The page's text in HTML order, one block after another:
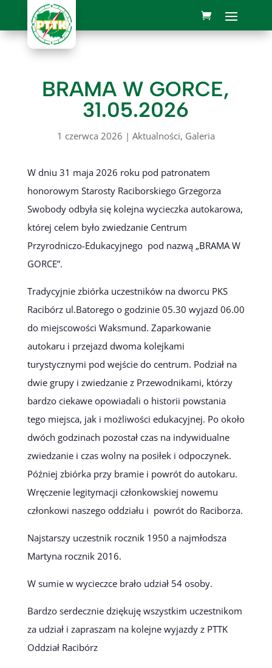
BRAMA W GORCE,
31.05.2026
1 czerwca 2026 | Aktualności, Galeria
W dniu 31 maja 2026 roku pod patronatem
honorowym Starosty Raciborskiego Grzegorza
Swobody odbyła się kolejna wycieczka autokarowa,
której celem było zwiedzanie Centrum
Przyrodniczo-Edukacyjnego pod nazwą „BRAMA W
GORCE”.
Tradycyjnie zbiórka uczestników na dworcu PKS
Racibórz ul.Batorego o godzinie 05.30 wyjazd 06.00
do miejscowości Waksmund. Zaparkowanie
autokaru i przejazd dwoma kolejkami
turystycznymi pod wejście do centrum. Podział na
dwie grupy i zwiedzanie z Przewodnikami, którzy
bardzo ciekawe opowiadali o historii powstania
tego miejsca, jak i możliwości edukacyjnej. Po około
dwóch godzinach pozostał czas na indywidualne
zwiedzanie i czas wolny na posiłek i odpoczynek.
Później zbiórka przy bramie i powrót do autokaru.
Wręczenie legitymacji członkowskiej nowemu
członkowi naszego oddziału i powrót do Raciborza.
Najstarszy uczestnik rocznik 1950 a najmłodsza
Martyna rocznik 2016.
W sumie w wycieczce brało udział 54 osoby.
Bardzo serdecznie dziękuję wszystkim uczestnikom
za udział i zapraszam na kolejne wyjazdy z PTTK
Oddział Racibórz